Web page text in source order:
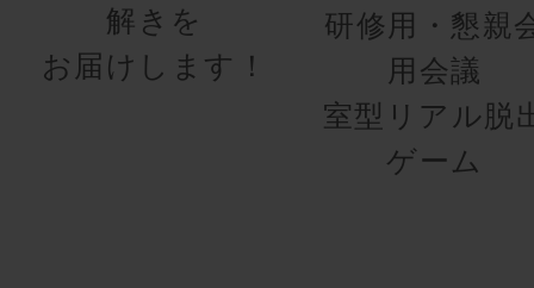
解きを
お届けします！
研修用・懇親
用会議
室型リアル脱
ゲーム